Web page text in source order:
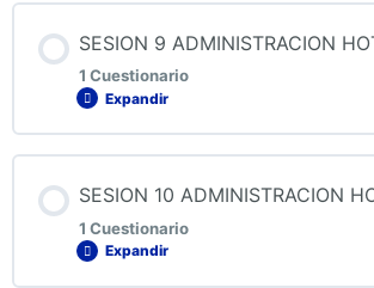
QUIZ 8 ADMINISTRACION HOTELERA
SESION 9 ADMINISTRACION
1 Cuestionario
Expandir
SESION 10 ADMINISTRACION
1 Cuestionario
Expandir